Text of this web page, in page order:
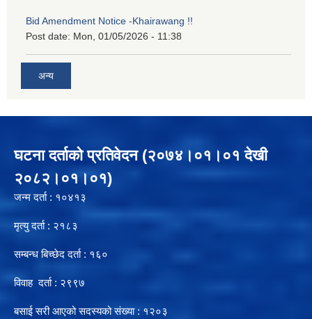
Bid Amendment Notice -Khairawang !!
Post date: Mon, 01/05/2026 - 11:38
अन्य
घटना दर्ताको प्रतिवेदन (२०७४।०१।०१ देखी
२०८२।०१।०१)
जन्म दर्ता : १०४१३
मृत्यु दर्ता : २१८३
सम्बन्ध बिच्छेद दर्ता : १६०
विवाह दर्ता : २९९७
बसाई सरी आएको सदस्यको संख्या : १२०३